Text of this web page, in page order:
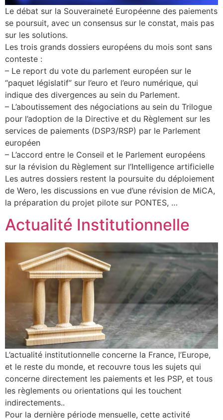
Le débat sur la Souveraineté Européenne des paiements
se poursuit, avec un consensus sur le constat, mais pas
sur les solutions.
Les trois grands dossiers européens du mois sont sans
conteste :
– Le report du vote du parlement européen sur le
“paquet législatif” sur l’euro et l’euro numérique, qui
indique des divergences au sein du Parlement.
– L’aboutissement des négociations au sein du Trilogue
pour l’adoption de la Directive et du Règlement sur les
services de paiements (DSP3/RSP) par le Parlement
européen
– L’accord entre le Conseil et le Parlement européens
sur la révision du Règlement sur l’Intelligence artificielle
Les autres dossiers restent la poursuite du déploiement
de Wero, les discussions en vue d’une révision de MiCA,
la préparation du projet pilote sur PONTES, …
Actualité Institutionnelle
L’actualité institutionnelle concerne la France, l’Europe,
et le reste du monde, et recouvre tous les sujets qui
concerne directement les paiements et les PSP, et tous
les règlements ou orientations qui les touchent
indirectements..
Pour la dernière période mensuelle, cette activité